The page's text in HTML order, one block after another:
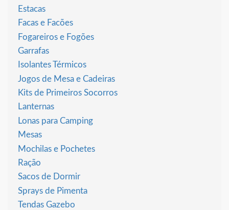
Estacas
Facas e Facões
Fogareiros e Fogões
Garrafas
Isolantes Térmicos
Jogos de Mesa e Cadeiras
Kits de Primeiros Socorros
Lanternas
Lonas para Camping
Mesas
Mochilas e Pochetes
Ração
Sacos de Dormir
Sprays de Pimenta
Tendas Gazebo